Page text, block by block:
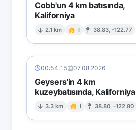
Cobb'un 4 km batısında,
Kaliforniya
2.1 km I 38.83, -122.77
00:54:15 07.08.2026
Geysers'in 4 km
kuzeybatısında, Kaliforniya
3.3 km I 38.80, -122.80